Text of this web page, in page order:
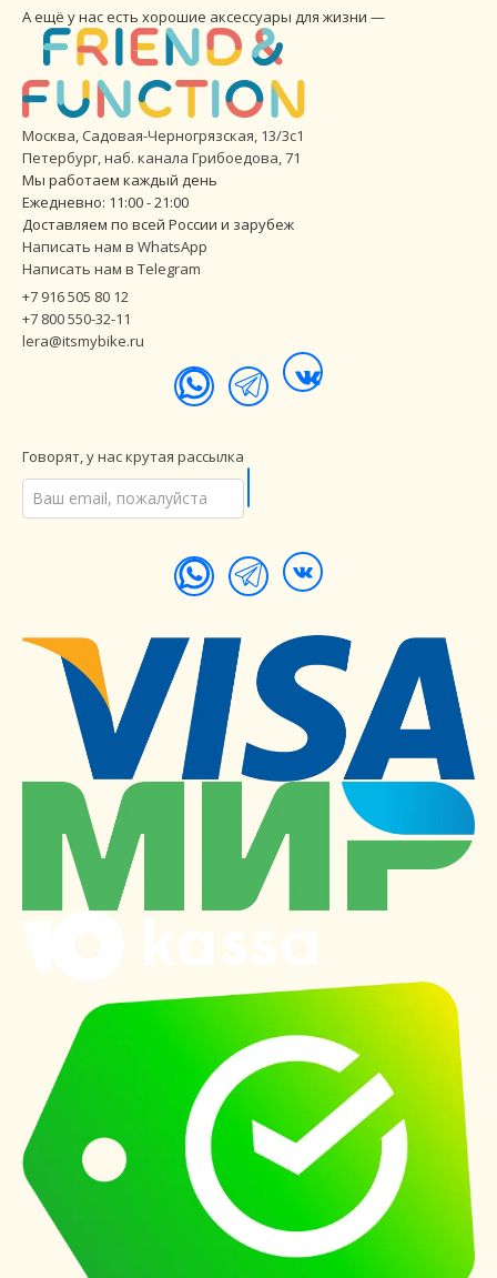
А ещё у нас есть хорошие аксессуары для жизни —
Москва, Садовая-Черногрязская, 13/3с1
Петербург,наб. канала Грибоедова, 71
Мы работаем каждый день
Ежедневно: 11:00 - 21:00
Доставляем по всей России и зарубеж
Написать нам в WhatsApp
Написать нам в Telegram
+7 916 505 80 12
+7 800 550-32-11
lera@itsmybike.ru
Говорят, у нас крутая рассылка